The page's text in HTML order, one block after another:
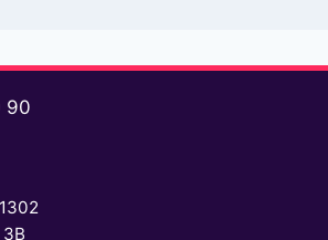
90